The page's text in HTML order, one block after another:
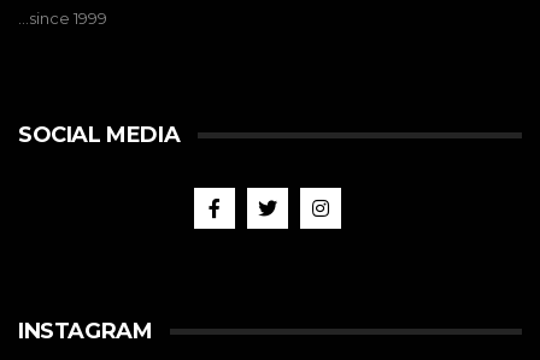
…since 1999
SOCIAL MEDIA
INSTAGRAM